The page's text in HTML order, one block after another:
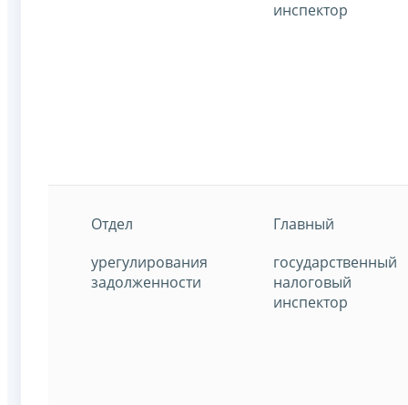
инспектор
Отдел
урегулирования
задолженности
Главный
государственный
налоговый
инспектор